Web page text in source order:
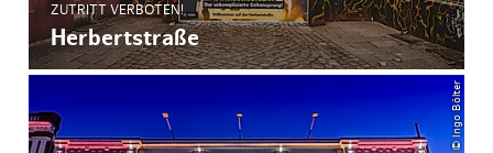
ZUTRITT VERBOTEN!
Herbertstraße
© Ingo Bölter